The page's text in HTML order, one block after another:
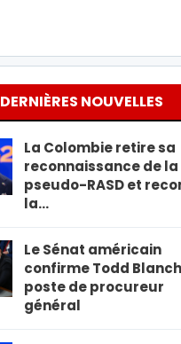
DERNIÈRES NOUVELLES
La Colombie retire sa
reconnaissance de la
pseudo-RASD et
la…
Le Sénat américain
confirme Todd
poste de procureur
général